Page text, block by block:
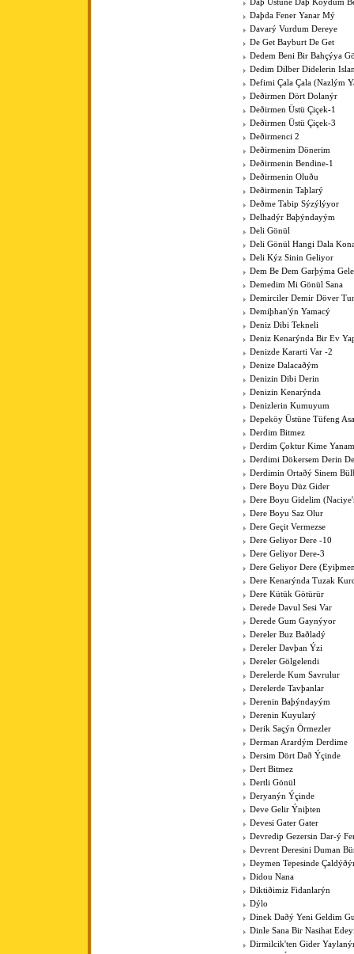
Daþ Üstüne Daþ Koydum
Daþda Fener Yanar Mý
Davarý Vurdum Dereye
De Get Bayburt De Get
Dedem Beni Bir Bahçýya
Dedim Dilber Didelerin
Defimi Çala Çala (Nazlým
Deðirmen Dört Dolanýr
Deðirmen Üstü Çiçek-1
Deðirmen Üstü Çiçek-3
Deðirmenci 2
Deðirmenim Dönerim
Deðirmenin Bendine-1
Deðirmenin Oluðu
Deðirmenin Taþlarý
Deðme Tabip Sýzýlýyor
Delhadýr Baþýndayým
Deli Gönül
Deli Gönül Hangi Dala
Deli Kýz Sinin Geliyor
Dem Be Dem Garþýma
Demedim Mi Gönül Sana
Demirciler Demir Döver
Demiþhan'ýn Yamacý
Deniz Dibi Tekneli
Deniz Kenarýnda Bir Ev
Denizde Kararti Var -2
Denize Dalacaðým
Denizin Dibi Derin
Denizin Kenarýnda
Denizlerin Kumuyum
Depeköy Üstüne Tüfeng
Derdim Bitmez
Derdim Çoktur Kime
Derdimi Dökersem Derin
Derdimin Ortaðý Sinem
Dere Boyu Düz Gider
Dere Boyu Gidelim
Dere Boyu Saz Olur
Dere Geçit Vermezse
Dere Geliyor Dere -10
Dere Geliyor Dere-3
Dere Geliyor Dere
Dere Kenarýnda Tuzak
Dere Kütük Götürür
Derede Davul Sesi Var
Derede Gum Gaynýyor
Dereler Buz Baðladý
Dereler Davþan Ýzi
Dereler Gölgelendi
Derelerde Kum Savrulur
Derelerde Tavþanlar
Derenin Baþýndayým
Derenin Kuyularý
Derik Saçýn Örmezler
Derman Arardým Derdime
Dersim Dört Dað Ýçinde
Dert Bitmez
Dertli Gönül
Deryanýn Ýçinde
Deve Gelir Ýniþten
Devesi Gater Gater
Devredip Gezersin Dar-ý
Devrent Deresini Duman
Deymen Tepesinde
Didou Nana
Diktiðimiz Fidanlarýn
Dýlo
Dinek Daðý Yeni Geldim
Dinle Sana Bir Nasihat
Dirmilcik'ten Gider